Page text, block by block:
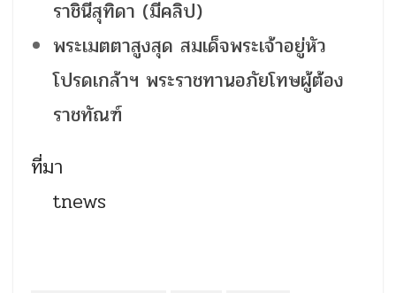
ราชินีสุทิดา (มีคลิป)
พระเมตตาสูงสุด สมเด็จพระเจ้าอยู่หัว
โปรดเกล้าฯ พระราชทานอภัยโทษผู้ต้อง
ราชทัณฑ์
ที่มา
tnews